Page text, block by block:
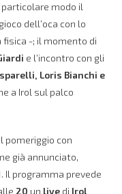
modo il
dell’oca con lo
fisica -; il momento di
e l’incontro con gli
Loris Bianchi e
a Irol sul palco
pomeriggio con
già annunciato,
Il programma prevede
20 un live di Irol